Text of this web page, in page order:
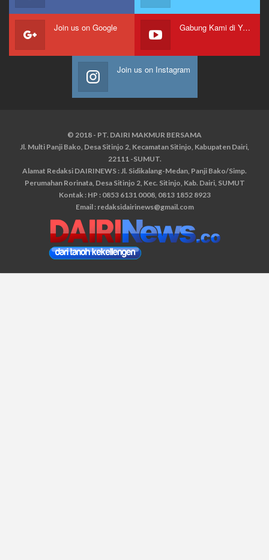
Join us on Google Gabung Kami di Youtube
Join us on Instagram
© 2018 - PT. DAIRI MAKMUR BERSAMA
Jl. Multi Panji Bako, Desa Sitinjo 2, Kecamatan Sitinjo, Kabupaten Dairi,
22111 -SUMUT.
Alamat Redaksi DAIRINEWS : Jl. Sidikalang-Medan, Panji Bako/Simp.
Perumahan Rorinata, Desa Sitinjo 2, Kec. Sitinjo, Kab. Dairi, SUMUT
Kontak : HP : 0853 6131 0008, 0813 1852 8923
Email : redaksidairinews@gmail.com